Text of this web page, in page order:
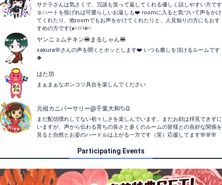
サクラさんは気さくで、冗談も笑って返してくれる優しく話しやすい方です
☺️ハートを投げれば可愛らしいお返しも❤️ roomに入ると気づいて声をかけ
てくれたり、他roomでもお声をかけてくれたりと、人見知りの方にもおす
すめの方です(๑•̀ㅁ•́ฅ✨
ヤンニョムチキン🍔まるしゃん🍔
sakura🌸さんの声を聞くとホッとします❤️ いつも癒しを頂けるルームです
🍀
はた坊
まぁまぁなポンコツ具合を楽しんでください
元祖カニバーサリー@千葉大和🦆Ω
まだ配信慣れしてない初々しさを楽しんでいます。まだお顔は拝見できずに
いますが、声から伝わる育ちの良さと多くのルームの皆様との良好な関係を
見ると自然とお姿のハードルは上がる一方です（笑）応援してます🌸🌸🌸
Participating Events